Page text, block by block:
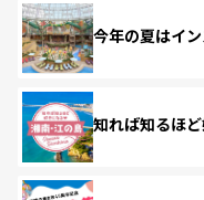
今年の夏はイ
知れば知るほ